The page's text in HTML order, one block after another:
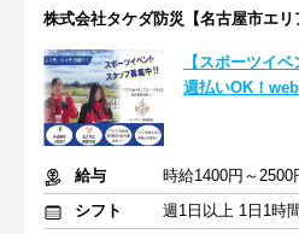
株式会社タケダ防災【名古屋市エリ
【スポーツイ
週払いOK！
給与
時給1400円～
シフト